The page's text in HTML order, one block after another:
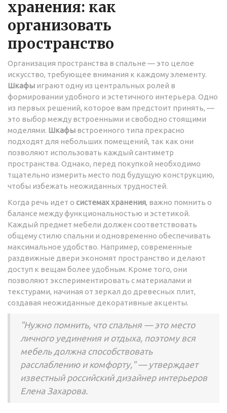
хранения: как
организовать
пространство
Организация пространства в спальне — это целое
искусство, требующее внимания к каждому элементу.
Шкафы играют одну из центральных ролей в
формировании удобного и эстетичного интерьера. Одно
из первых решений, которое вам предстоит принять, —
это выбор между встроенными и свободно стоящими
моделями. Шкафы встроенного типа прекрасно
подходят для небольших помещений, так как они
позволяют использовать каждый сантиметр
пространства. Однако, перед покупкой необходимо
тщательно измерить место под будущую конструкцию,
чтобы избежать неожиданных трудностей.
Когда речь идет о системах хранения, важно помнить о
балансе между функциональностью и эстетикой.
Каждый предмет мебели должен соответствовать
общему стилю спальни и одновременно обеспечивать
максимальное удобство. Например, современные
раздвижные двери экономят пространство и делают
доступ к вещам более удобным. Кроме того, они
позволяют экспериментировать с материалами и
текстурами, начиная от зеркал до древесных плит,
создавая неожиданные декоративные акценты.
"Нужно помнить, что спальня — это место
личного уединения и отдыха, поэтому вся
мебель должна способствовать
расслаблению и комфорту," — утверждает
известный российский дизайнер интерьеров
Елена Захарова.